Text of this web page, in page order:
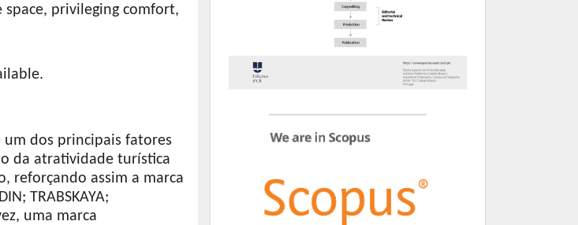
privileging comfort,
dos principais fatores
da atratividade turística
reforçando assim a marca
TRABSKAYA;
uma marca